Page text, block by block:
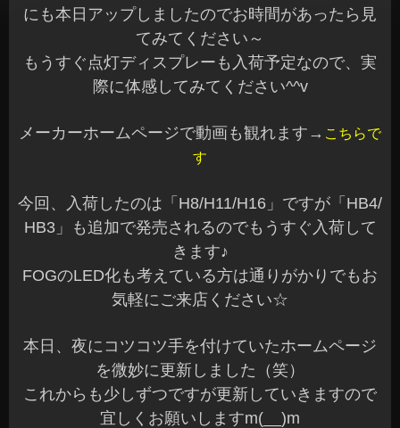
にも本日アップしましたのでお時間があったら見
てみてください～
もうすぐ点灯ディスプレーも入荷予定なので、実
際に体感してみてください^^v
メーカーホームページで動画も観れます→ こちらで
す
今回、入荷したのは「H8/H11/H16」ですが「HB4/
HB3」も追加で発売されるのでもうすぐ入荷して
きます♪
FOGのLED化も考えている方は通りがかりでもお
気軽にご来店ください☆
本日、夜にコツコツ手を付けていたホームページ
を微妙に更新しました（笑）
これからも少しずつですが更新していきますので
宜しくお願いしますm(__)m